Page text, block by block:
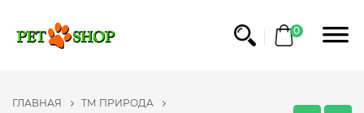
0
ГЛАВНАЯ
ТМ ПРИРОДА